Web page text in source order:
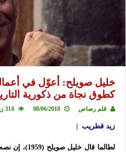
خليل صويلح: أعوّل في
كطوق نجاة من ذكورية
قلم رصاص 08/06/2018 314 زيارة
زيد قطريب |
لطالما قال